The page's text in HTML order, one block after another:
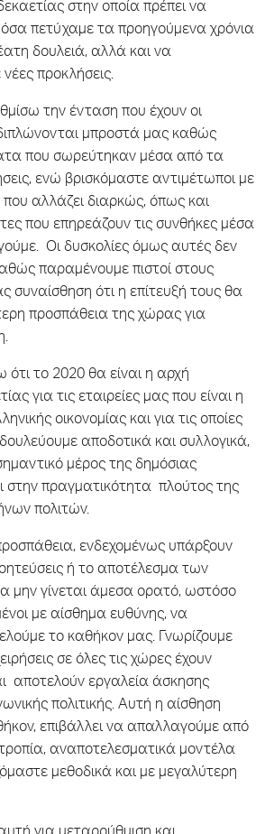
στην οποία πρέπει να
πετύχαμε τα προηγούμενα χρόνια
δουλειά, αλλά και να
προκλήσεις.
την ένταση που έχουν οι
μπροστά μας καθώς
που σωρεύτηκαν μέσα από τα
ενώ βρισκόμαστε αντιμέτωποι με
που αλλάζει διαρκώς, όπως και
που επηρεάζουν τις συνθήκες μέσα
Οι δυσκολίες όμως αυτές δεν
παραμένουμε πιστοί στους
συναίσθηση ότι η επίτευξή τους θα
προσπάθεια της χώρας για
ότι το 2020 θα είναι η αρχή
για τις εταιρείες μας που είναι η
οικονομίας και για τις οποίες
αποδοτικά και συλλογικά,
μέρος της δημόσιας
στην πραγματικότητα πλούτος της
πολιτών.
ενδεχομένως υπάρξουν
ή το αποτέλεσμα των
μην γίνεται άμεσα ορατό, ωστόσο
με αίσθημα ευθύνης, να
το καθήκον μας. Γνωρίζουμε
σε όλες τις χώρες έχουν
αποτελούν εργαλεία άσκησης
πολιτικής. Αυτή η αίσθηση
επιβάλλει να απαλλαγούμε από
αναποτελεσματικά μοντέλα
μεθοδικά και με μεγαλύτερη